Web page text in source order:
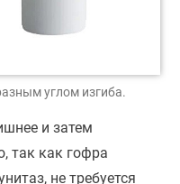
углом изгиба.
и затем
так как гофра
не требуется